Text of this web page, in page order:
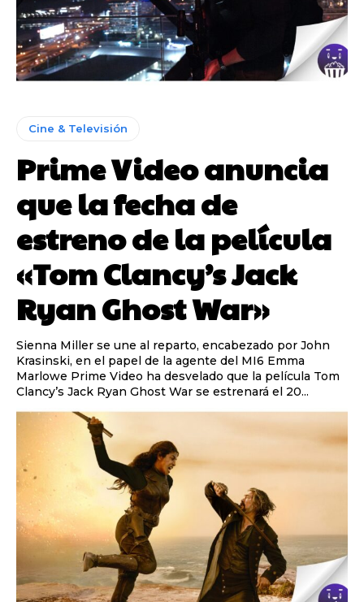
Cine & Televisión
Prime Video anuncia
que la fecha de
estreno de la película
«Tom Clancy’s Jack
Ryan Ghost War»
Sienna Miller se une al reparto, encabezado por John
Krasinski, en el papel de la agente del MI6 Emma
Marlowe Prime Video ha desvelado que la película Tom
Clancy’s Jack Ryan Ghost War se estrenará el 20...